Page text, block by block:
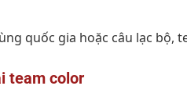
quốc gia hoặc câu lạc bộ,
team color